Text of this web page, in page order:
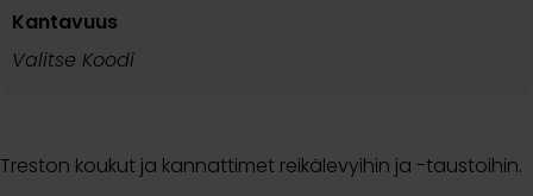
Kantavuus
Valitse Koodi
Treston koukut ja kannattimet reikälevyihin ja -taustoihin.